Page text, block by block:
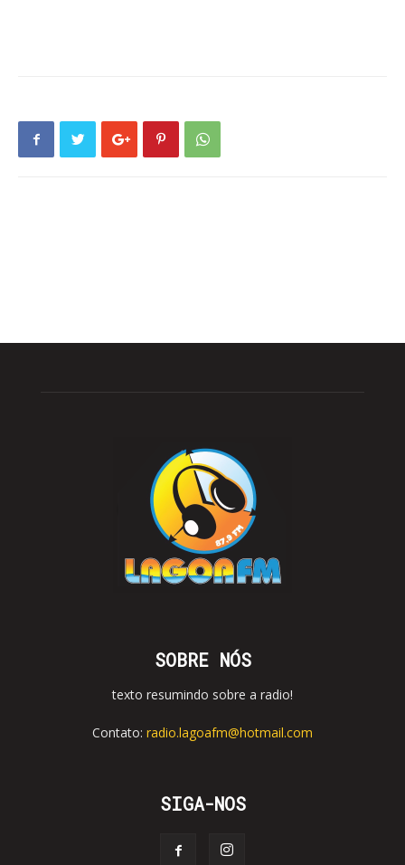
SOBRE NÓS
texto resumindo sobre a radio!
Contato: radio.lagoafm@hotmail.com
SIGA-NOS